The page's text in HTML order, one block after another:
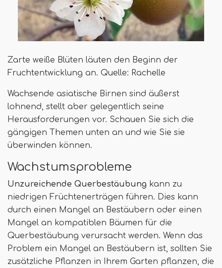
Zarte weiße Blüten läuten den Beginn der
Fruchtentwicklung an. Quelle: Rachelle
Wachsende asiatische Birnen sind äußerst
lohnend, stellt aber gelegentlich seine
Herausforderungen vor. Schauen Sie sich die
gängigen Themen unten an und wie Sie sie
überwinden können.
Wachstumsprobleme
Unzureichende Querbestäubung kann zu
niedrigen Früchtenerträgen führen. Dies kann
durch einen Mangel an Bestäubern oder einen
Mangel an kompatiblen Bäumen für die
Querbestäubung verursacht werden. Wenn das
Problem ein Mangel an Bestäubern ist, sollten Sie
zusätzliche Pflanzen in Ihrem Garten pflanzen, die